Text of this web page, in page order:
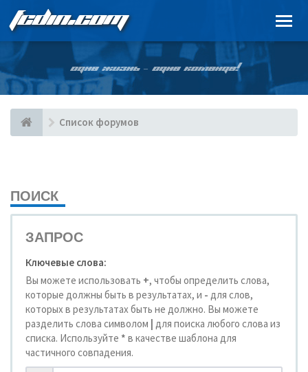
FCDIN.COM
ОДНА ЖИЗНЬ – ОДНА КОМАНДА!
Список форумов
ПОИСК
ЗАПРОС
Ключевые слова:
Вы можете использовать +, чтобы определить слова,
которые должны быть в результатах, и - для слов,
которых в результатах быть не должно. Вы можете
разделить слова символом | для поиска любого слова из
списка. Используйте * в качестве шаблона для
частичного совпадения.